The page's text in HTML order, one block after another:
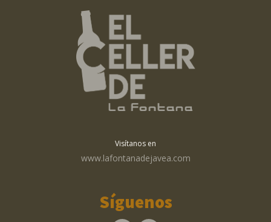
Visítanos en
www.lafontanadejavea.com
Síguenos